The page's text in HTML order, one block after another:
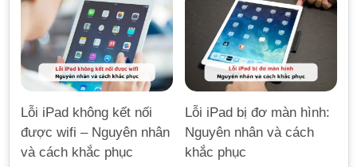
Lỗi iPad không kết nối
được wifi – Nguyên nhân
và cách khắc phục
Lỗi iPad bị đơ màn hình:
Nguyên nhân và cách
khắc phục